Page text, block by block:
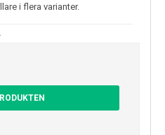
i flera varianter.